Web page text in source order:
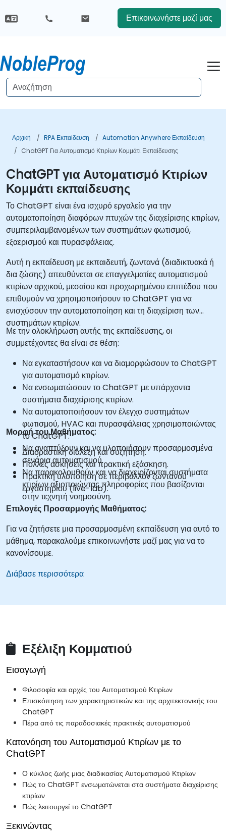
Επικοινωνήστε μαζί μας
Αρχική RPA Εκπαίδευση
Automation Anywhere Εκπαίδευση
ChatGPT Για Αυτοματισμό Κτιρίων Κομμάτι Εκπαίδευσης
ChatGPT για Αυτοματισμό Κτιρίων
Κομμάτι εκπαίδευσης
Το ChatGPT είναι ένα ισχυρό εργαλείο για την
αυτοματοποίηση διαφόρων πτυχών της διαχείρισης κτιρίων,
συμπεριλαμβανομένων των συστημάτων φωτισμού,
εξαερισμού και πυρασφάλειας.
Αυτή η εκπαίδευση με εκπαιδευτή, ζωντανά (διαδικτυακά ή
δια ζώσης) απευθύνεται σε επαγγελματίες αυτοματισμού
κτιρίων αρχικού, μεσαίου και προχωρημένου επιπέδου που
επιθυμούν να χρησιμοποιήσουν το ChatGPT για να
ενισχύσουν την αυτοματοποίηση και τη διαχείριση των
συστημάτων κτιρίων.
Με την ολοκλήρωση αυτής της εκπαίδευσης, οι
συμμετέχοντες θα είναι σε θέση:
Να εγκαταστήσουν και να διαμορφώσουν το ChatGPT
για αυτοματισμό κτιρίων.
Να ενσωματώσουν το ChatGPT με υπάρχοντα
συστήματα διαχείρισης κτιρίων.
Να αυτοματοποιήσουν τον έλεγχο συστημάτων
φωτισμού, HVAC και πυρασφάλειας χρησιμοποιώντας
το ChatGPT.
Να αναπτύξουν και να υλοποιήσουν προσαρμοσμένα
σενάρια αυτοματισμού.
Να παρακολουθούν και να διαχειρίζονται συστήματα
κτιρίων αξιοποιώντας πληροφορίες που βασίζονται
στην τεχνητή νοημοσύνη.
Μορφή του Μαθήματος:
Διαδραστική διάλεξη και συζήτηση.
Πολλές ασκήσεις και πρακτική εξάσκηση.
Πρακτική υλοποίηση σε περιβάλλον ζωντανού
εργαστηρίου (live-lab).
Επιλογές Προσαρμογής Μαθήματος:
Για να ζητήσετε μια προσαρμοσμένη εκπαίδευση για αυτό το
μάθημα, παρακαλούμε επικοινωνήστε μαζί μας για να το
κανονίσουμε.
Διάβασε περισσότερα
Εξέλιξη Κομματιού
Εισαγωγή
Φιλοσοφία και αρχές του Αυτοματισμού Κτιρίων
Επισκόπηση των χαρακτηριστικών και της αρχιτεκτονικής του
ChatGPT
Πέρα από τις παραδοσιακές πρακτικές αυτοματισμού
Κατανόηση του Αυτοματισμού Κτιρίων με το
ChatGPT
Ο κύκλος ζωής μιας διαδικασίας Αυτοματισμού Κτιρίων
Πώς το ChatGPT ενσωματώνεται στα συστήματα διαχείρισης
κτιρίων
Πώς λειτουργεί το ChatGPT
Ξεκινώντας